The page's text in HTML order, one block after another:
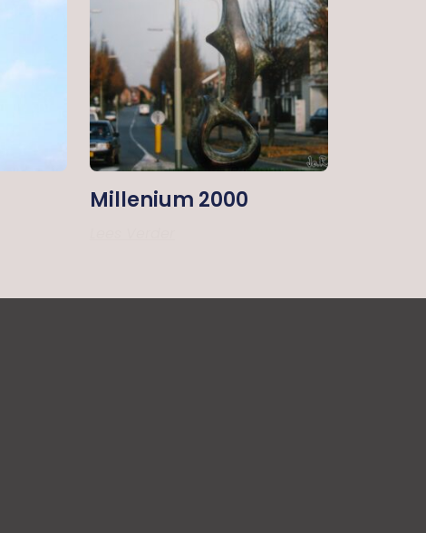
Millenium 2000